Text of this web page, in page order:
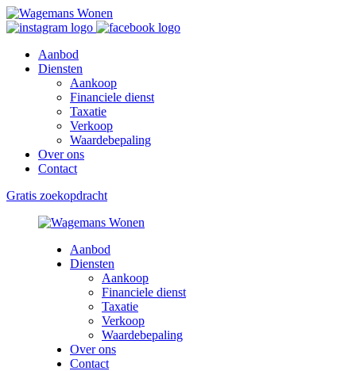
Aanbod
Diensten
Aankoop
Financiele dienst
Taxatie
Verkoop
Waardebepaling
Over ons
Contact
Gratis zoekopdracht
Aanbod
Diensten
Aankoop
Financiele dienst
Taxatie
Verkoop
Waardebepaling
Over ons
Contact